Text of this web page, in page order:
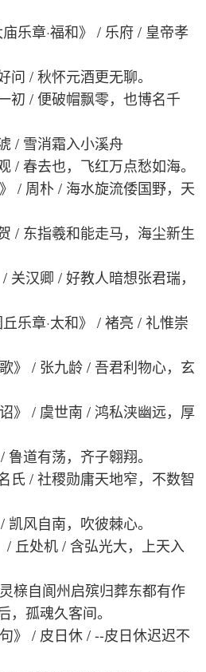
乐章·福和》 / 乐府 / 皇帝孝
/ 秋怀元酒更无聊。
初 / 便破帽飘零，也博名千
/ 雪消霜入小溪舟
/ 春去也，飞红万点愁如海。
/ 周朴 / 海水旋流倭国野，天
/ 东指羲和能走马，海尘新生
关汉卿 / 好教人暗想张君瑞，
乐章·太和》 / 褚亮 / 礼惟崇
》 / 张九龄 / 吾君利物心，玄
》 / 虞世南 / 鸿私浃幽远，厚
道有荡，齐子翱翔。
氏 / 社稷勋庸天地窄，不数智
风自南，吹彼棘心。
/ 丘处机 / 含弘光大，上天入
榇自阆州启殡归葬东都有作
，孤魂久客间。
》 / 皮日休 / --皮日休迟迟不